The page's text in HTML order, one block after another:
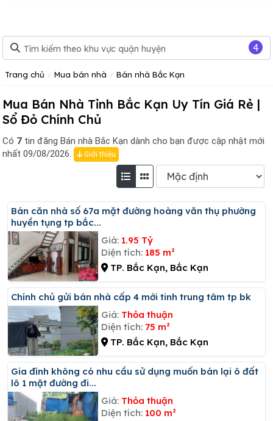
Trang chủ Mua bán nhà Bán nhà Bắc Kạn
Mua Bán Nhà Tỉnh Bắc Kạn Uy Tín Giá Rẻ |
Sổ Đỏ Chính Chủ
Có 7 tin đăng Bán nhà Bắc Kạn dành cho bạn được cập nhật mới
nhất 09/08/2026.
Giới thiệu
Bán căn nhà số 67a mặt đường hoàng văn thụ phường
huyền tụng tp bắc...
Giá: 1.95 Tỷ
Diện tích: 185 m²
TP. Bắc Kạn, Bắc Kạn
Chính chủ gửi bán nhà cấp 4 mới tinh trung tâm tp bk
Giá: Thỏa thuận
Diện tích: 75 m²
TP. Bắc Kạn, Bắc Kạn
Gia đình không có nhu cầu sử dụng muốn bán lại ô đất
lô 1 mặt đường đi...
Giá: Thỏa thuận
Diện tích: 100 m²
4